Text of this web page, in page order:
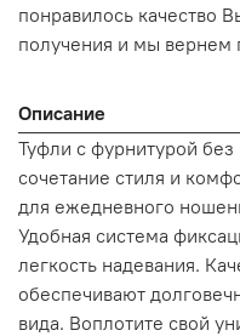
понравилось качество
получения и мы вернем
Описание
Туфли с фурнитурой
сочетание стиля и
для ежедневного
Удобная система
легкость надевания.
обеспечивают
вида. Воплотите свой